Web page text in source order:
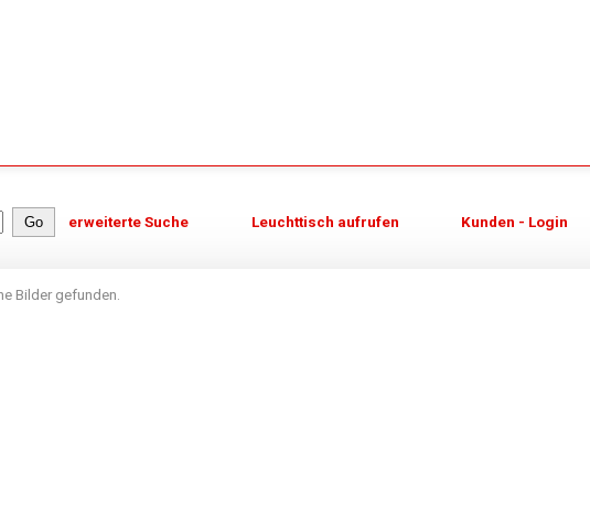
erweiterte Suche Leuchttisch aufrufen Kunden - Login
Bilder gefunden.